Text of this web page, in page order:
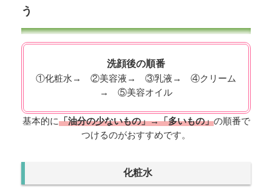
う
洗顔後の順番
①化粧水→ ②美容液→ ③乳液→ ④クリーム
→ ⑤美容オイル
基本的に「油分の少ないもの」→「多いもの」の順番で
つけるのがおすすめです。
化粧水